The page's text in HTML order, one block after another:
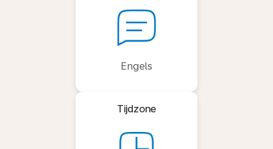
Engels
Tijdzone